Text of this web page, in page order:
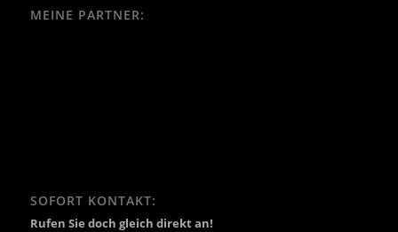
MEINE PARTNER:
SOFORT KONTAKT:
Rufen Sie doch gleich direkt an!